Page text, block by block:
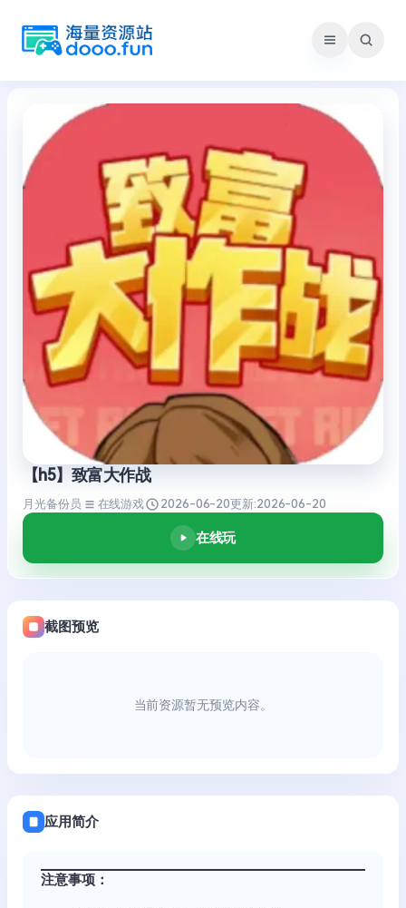
【h5】致富大作战
月光备份员 在线游戏 2026-06-20更新:2026-06-20
在线玩
截图预览
当前资源暂无预览内容。
应用简介
注意事项：